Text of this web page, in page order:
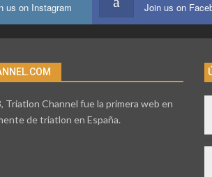
us on Instagram Join us on
Triatlon Channel fue la primera web en
de triatlon en España.